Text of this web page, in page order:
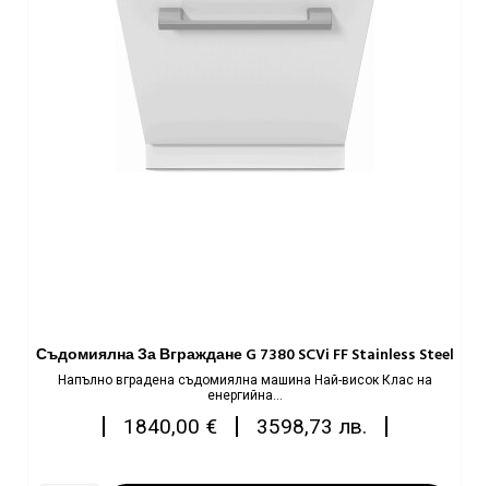
Съдомиялна За Вграждане G 7380 SCVi FF Stainless Steel
Напълно вградена съдомиялна машина Най-висок Клас на
енергийна...
Цена
1840,00 €| 3598,73 лв.